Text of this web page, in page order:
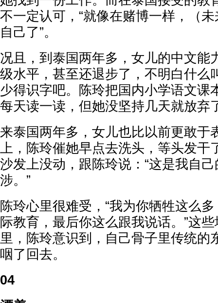
不一定认可，“就像在赌博一样，（
自己了”。
况且，到泰国两年多，女儿的中文能
级水平，甚至还退步了，不明白什么
少得识字吧。陈玲把国内小学语文课
每天读一读，但她没坚持几天就放弃
来泰国两年多，女儿也比以前更敢于
上，陈玲催她早点去洗头，等头发干
沙发上没动，跟陈玲说：“这是我自
涉。”
陈玲心里很难受，“我为你牺牲这么
际教育，最后你这么跟我说话。”这
里，陈玲意识到，自己骨子里传统的
咽了回去。
04